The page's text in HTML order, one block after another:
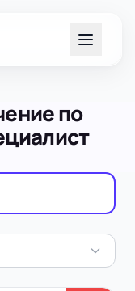
по